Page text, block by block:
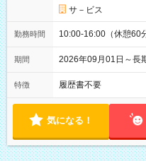
サ－ビス
勤務時間 10:00-16:00（休憩60
期間 2026年09月01日～
特徴 履歴書不要
気になる！